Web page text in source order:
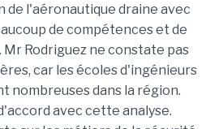
de l'aéronautique draine avec
de compétences et de
Rodriguez ne constate pas
car les écoles d'ingénieurs
nombreuses dans la région.
avec cette analyse.